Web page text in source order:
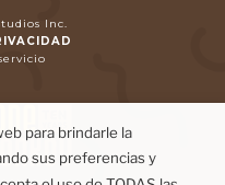
Inc.
para brindarle la
sus preferencias y